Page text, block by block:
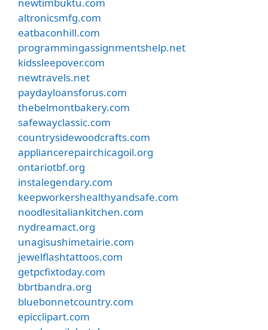
altronicsmfg.com
eatbaconhill.com
programmingassignmentshelp.net
kidssleepover.com
newtravels.net
paydayloansforus.com
thebelmontbakery.com
safewayclassic.com
countrysidewoodcrafts.com
appliancerepairchicagoil.org
ontariotbf.org
instalegendary.com
keepworkershealthyandsafe.com
noodlesitaliankitchen.com
nydreamact.org
unagisushimetairie.com
jewelflashtattoos.com
getpcfixtoday.com
bbrtbandra.org
bluebonnetcountry.com
epicclipart.com